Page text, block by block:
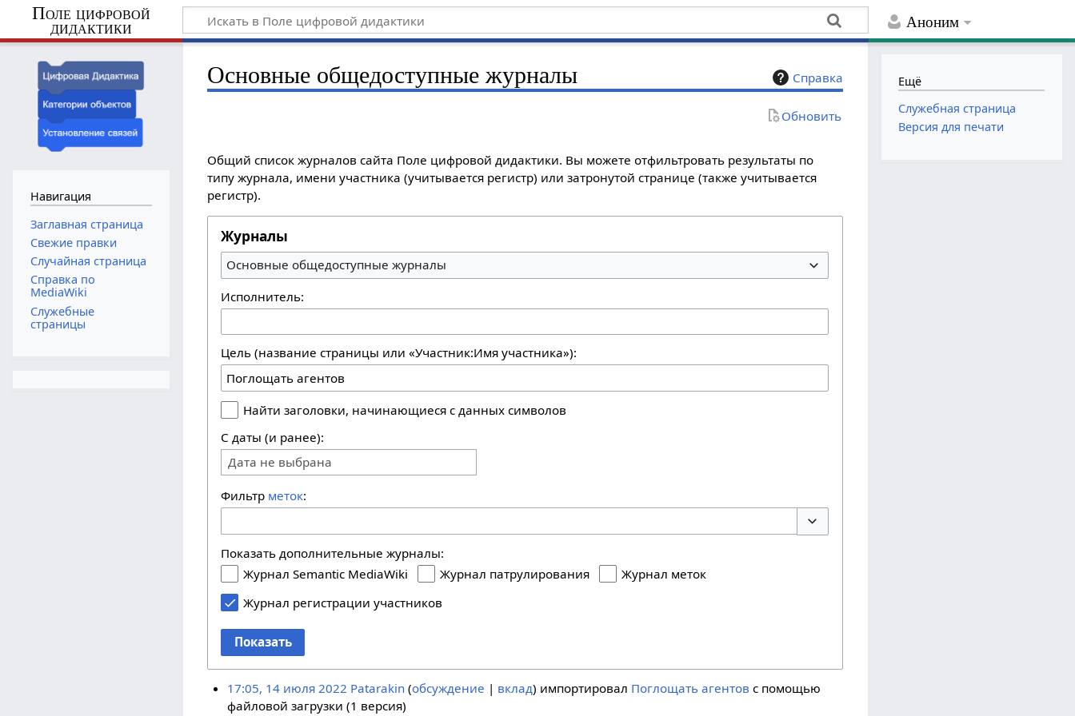
Аноним
Поле цифровой
дидактики
Справка
Основные общедоступные журналы
Обновить
Общий список журналов сайта Поле цифровой дидактики. Вы можете отфильтровать результаты по
типу журнала, имени участника (учитывается регистр) или затронутой странице (также учитывается
регистр).
Журналы
Основные общедоступные журналы
Исполнитель:
Цель (название страницы или «Участник:Имя участника»):
Найти заголовки, начинающиеся с данных символов
С даты (и ранее):
Дата не выбрана
Фильтр меток:
Показать дополнительные журналы:
Журнал Semantic MediaWiki
Журнал патрулирования
Журнал меток
Журнал регистрации участников
Показать
17:05, 14 июля 2022 Patarakin обсуждение вклад импортировал Поглощать агентов с помощью
файловой загрузки (1 версия)
Навигация
Заглавная страница
Свежие правки
Случайная страница
Справка по
MediaWiki
Служебные
страницы
Ещё
Служебная страница
Версия для печати